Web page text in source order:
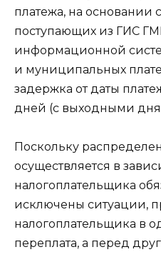
платежа, на основании
поступающих из ГИС
информационной
и муниципальных
задержка от даты
дней (с выходными
Поскольку
осуществляется в
налогоплательщика
исключены ситуации,
налогоплательщика в
переплата, а перед